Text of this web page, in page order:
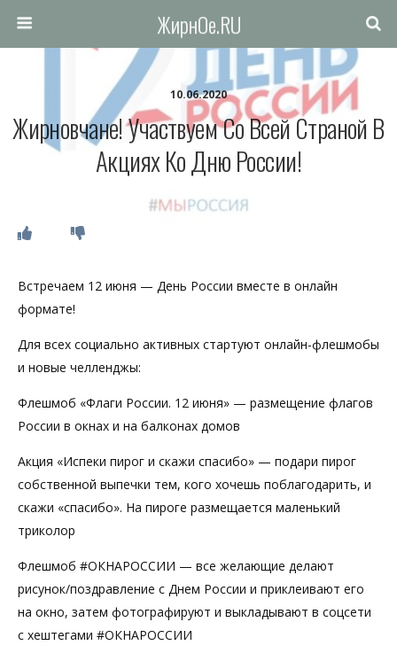
ЖирнОе.RU
10.06.2020
Жирновчане! Участвуем Со Всей Страной В
Акциях Ко Дню России!
Встречаем 12 июня — День России вместе в онлайн
формате!
Для всех социально активных стартуют онлайн-флешмобы
и новые челленджы:
Флешмоб «Флаги России. 12 июня» — размещение флагов
России в окнах и на балконах домов
Акция «Испеки пирог и скажи спасибо» — подари пирог
собственной выпечки тем, кого хочешь поблагодарить, и
скажи «спасибо». На пироге размещается маленький
триколор
Флешмоб #ОКНАРОССИИ — все желающие делают
рисунок/поздравление с Днем России и приклеивают его
на окно, затем фотографируют и выкладывают в соцсети
с хештегами #ОКНАРОССИИ